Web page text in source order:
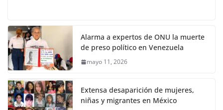
Alarma a expertos de ONU la muerte
de preso político en Venezuela
mayo 11, 2026
Extensa desaparición de mujeres,
niñas y migrantes en México